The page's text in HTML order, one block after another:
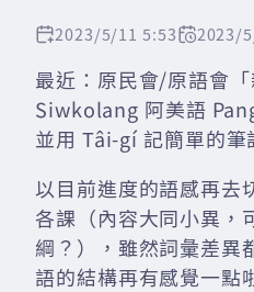
2023/5/11 5:53 2023/
最近：原民會/原語會「
Siwkolang 阿美語
並用 Tâi-gí 記簡單的筆
以目前進度的語感再去
各課（內容大同小異，
綱？），雖然詞彙差異
語的結構再有感覺一點